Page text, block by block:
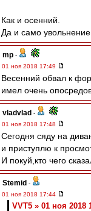
Как и осенний.
Да и само увольнение.
mp -
01 ноя 2018 17:49
Весенний обвал к
имел очень
vladvlad -
01 ноя 2018 17:48
Сегодня сяду на
и приступлю к
И покуй,кто чего
Stemid -
01 ноя 2018 17:44
VVT5 » 01 ноя 2018